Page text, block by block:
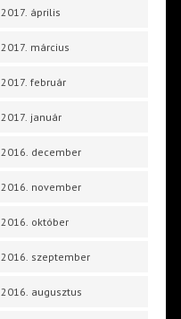
2017. április
2017. március
2017. február
2017. január
2016. december
2016. november
2016. október
2016. szeptember
2016. augusztus